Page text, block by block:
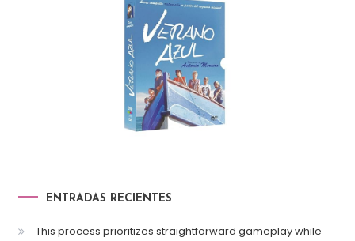
ENTRADAS RECIENTES
This process prioritizes straightforward gameplay while